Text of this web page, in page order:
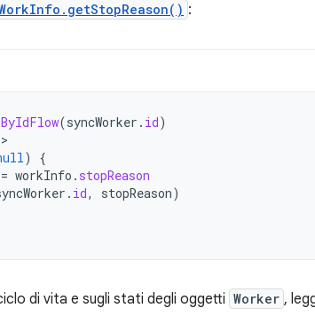
:
(syncWorker . id)
)
{
= workInfo . stopReason
. id, stopReason)
di vita e sugli stati degli oggetti Worker ,